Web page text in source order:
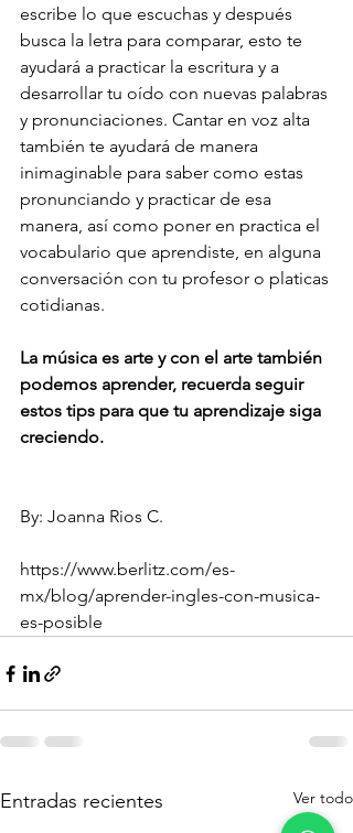
escribe lo que escuchas y después
busca la letra para comparar, esto te
ayudará a practicar la escritura y a
desarrollar tu oído con nuevas palabras
y pronunciaciones. Cantar en voz alta
también te ayudará de manera
inimaginable para saber como estas
pronunciando y practicar de esa
manera, así como poner en practica el
vocabulario que aprendiste, en alguna
conversación con tu profesor o platicas
cotidianas.
La música es arte y con el arte también
podemos aprender, recuerda seguir
estos tips para que tu aprendizaje siga
creciendo.
By: Joanna Rios C.
https://www.berlitz.com/es-
mx/blog/aprender-ingles-con-musica-
es-posible
Entradas recientes Ver todo